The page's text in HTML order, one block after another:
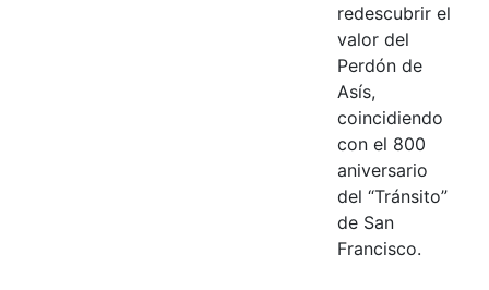
redescubrir el
valor del
Perdón de
Asís,
coincidiendo
con el 800
aniversario
del “Tránsito”
de San
Francisco.